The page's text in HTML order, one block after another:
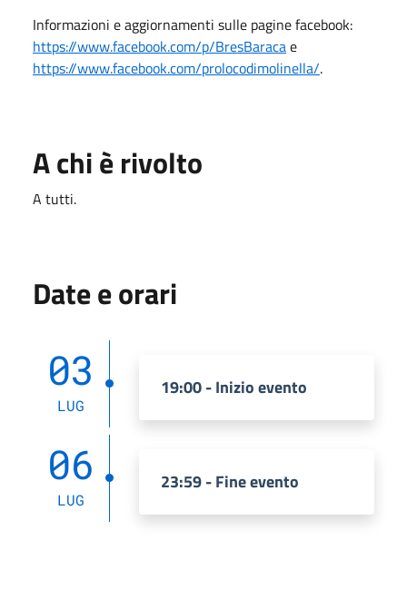
Informazioni e aggiornamenti sulle pagine facebook:
https://www.facebook.com/p/BresBaracae
https://www.facebook.com/prolocodimolinella/.
A chi è rivolto
A tutti.
Date e orari
03
LUG
19:00 - Inizio evento
06
LUG
23:59 - Fine evento